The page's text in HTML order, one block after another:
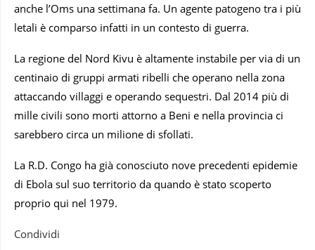
anche l’Oms una settimana fa. Un agente patogeno tra i più
letali è comparso infatti in un contesto di guerra.
La regione del Nord Kivu è altamente instabile per via di un
centinaio di gruppi armati ribelli che operano nella zona
attaccando villaggi e operando sequestri. Dal 2014 più di
mille civili sono morti attorno a Beni e nella provincia ci
sarebbero circa un milione di sfollati.
La R.D. Congo ha già conosciuto nove precedenti epidemie
di Ebola sul suo territorio da quando è stato scoperto
proprio qui nel 1979.
Condividi